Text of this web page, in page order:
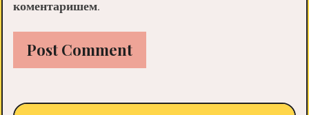
коментаришем.